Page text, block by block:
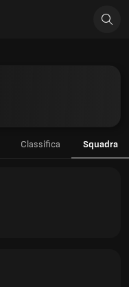
Classifica Squadra